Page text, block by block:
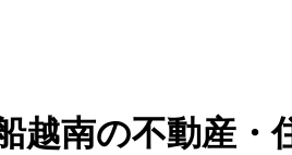
越南の不動産・